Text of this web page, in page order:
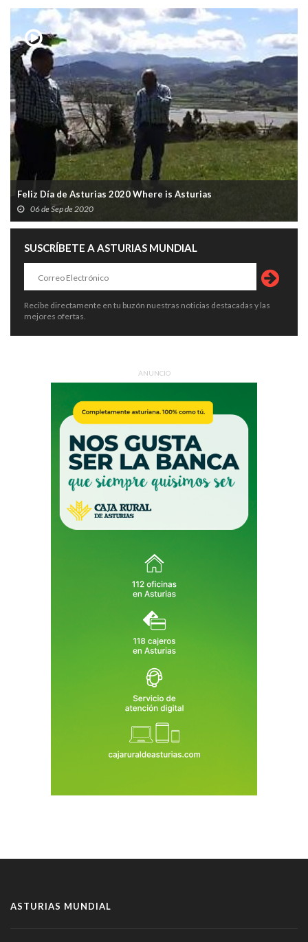
Feliz Día de Asturias 2020 Where is Asturias
06 de Sep de 2020
SUSCRÍBETE A ASTURIAS MUNDIAL
Recibe directamente en tu buzón nuestras noticias destacadas y las
mejores ofertas.
ANUNCIO
ASTURIAS MUNDIAL